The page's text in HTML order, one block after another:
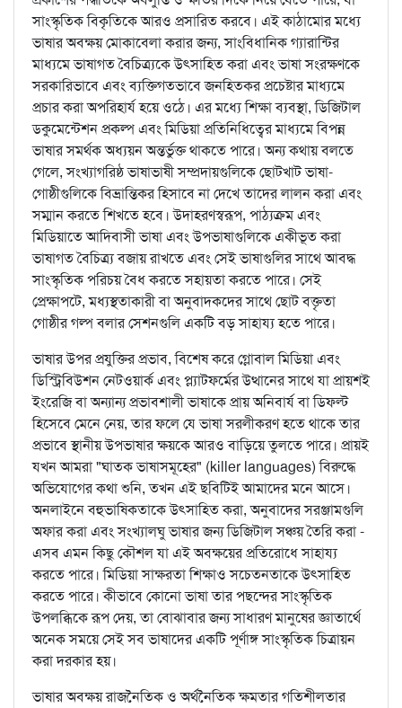
সাংস্কৃতিক বিকৃতিকে আরও প্রসারিত করবে। এই কাঠামোর মধ্যে
ভাষার অবক্ষয় মোকাবেলা করার জন্য, সাংবিধানিক গ্যারান্টির
মাধ্যমে ভাষাগত বৈচিত্র্যকে উৎসাহিত করা এবং ভাষা সংরক্ষণকে
সরকারিভাবে এবং ব্যক্তিগতভাবে জনহিতকর প্রচেষ্টার মাধ্যমে
প্রচার করা অপরিহার্য হয়ে ওঠে। এর মধ্যে শিক্ষা ব্যবস্থা, ডিজিটাল
ডকুমেন্টেশন প্রকল্প এবং মিডিয়া প্রতিনিধিত্বের মাধ্যমে বিপন্ন
ভাষার সমর্থক অধ্যয়ন অন্তর্ভুক্ত থাকতে পারে। অন্য কথায় বলতে
গেলে, সংখ্যাগরিষ্ঠ ভাষাভাষী সম্প্রদায়গুলিকে ছোটখাট ভাষা-
গোষ্ঠীগুলিকে বিভ্রান্তিকর হিসাবে না দেখে তাদের লালন করা এবং
সম্মান করতে শিখতে হবে। উদাহরণস্বরূপ, পাঠ্যক্রম এবং
মিডিয়াতে আদিবাসী ভাষা এবং উপভাষাগুলিকে একীভূত করা
ভাষাগত বৈচিত্র্য বজায় রাখতে এবং সেই ভাষাগুলির সাথে আবদ্ধ
সাংস্কৃতিক পরিচয় বৈধ করতে সহায়তা করতে পারে। সেই
প্রেক্ষাপটে, মধ্যস্থতাকারী বা অনুবাদকদের সাথে ছোট বক্তৃতা
গোষ্ঠীর গল্প বলার সেশনগুলি একটি বড় সাহায্য হতে পারে।
ভাষার উপর প্রযুক্তির প্রভাব, বিশেষ করে গ্লোবাল মিডিয়া এবং
ডিস্ট্রিবিউশন নেটওয়ার্ক এবং প্ল্যাটফর্মের উত্থানের সাথে যা প্রায়শই
ইংরেজি বা অন্যান্য প্রভাবশালী ভাষাকে প্রায় অনিবার্য বা ডিফল্ট
হিসেবে মেনে নেয়, তার ফলে যে ভাষা সরলীকরণ হতে থাকে তার
প্রভাবে স্থানীয় উপভাষার ক্ষয়কে আরও বাড়িয়ে তুলতে পারে। প্রায়ই
যখন আমরা "ঘাতক ভাষাসমূহের" (killer languages) বিরুদ্ধে
অভিযোগের কথা শুনি, তখন এই ছবিটিই আমাদের মনে আসে।
অনলাইনে বহুভাষিকতাকে উৎসাহিত করা, অনুবাদের সরঞ্জামগুলি
অফার করা এবং সংখ্যালঘু ভাষার জন্য ডিজিটাল সঞ্চয় তৈরি করা -
এসব এমন কিছু কৌশল যা এই অবক্ষয়ের প্রতিরোধে সাহায্য
করতে পারে। মিডিয়া সাক্ষরতা শিক্ষাও সচেতনতাকে উৎসাহিত
করতে পারে। কীভাবে কোনো ভাষা তার পছন্দের সাংস্কৃতিক
উপলব্ধিকে রূপ দেয়, তা বোঝাবার জন্য সাধারণ মানুষের জ্ঞাতার্থে
অনেক সময়ে সেই সব ভাষাদের একটি পূর্ণাঙ্গ সাংস্কৃতিক চিত্রায়ন
করা দরকার হয়।
ভাষার অবক্ষয় রাজনৈতিক ও অর্থনৈতিক ক্ষমতার গতিশীলতার